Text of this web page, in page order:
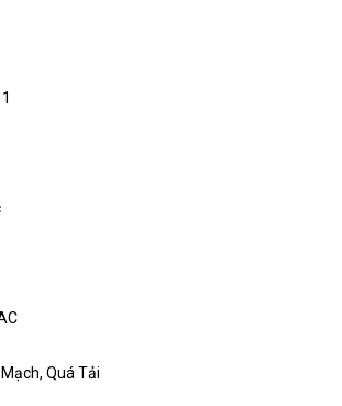
Quá Tải